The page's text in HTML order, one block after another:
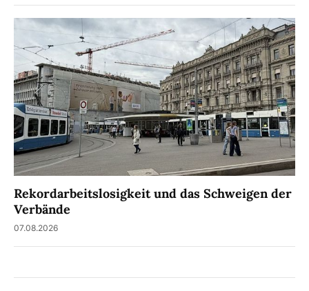
Rekordarbeitslosigkeit und das Schweigen der
Verbände
07.08.2026